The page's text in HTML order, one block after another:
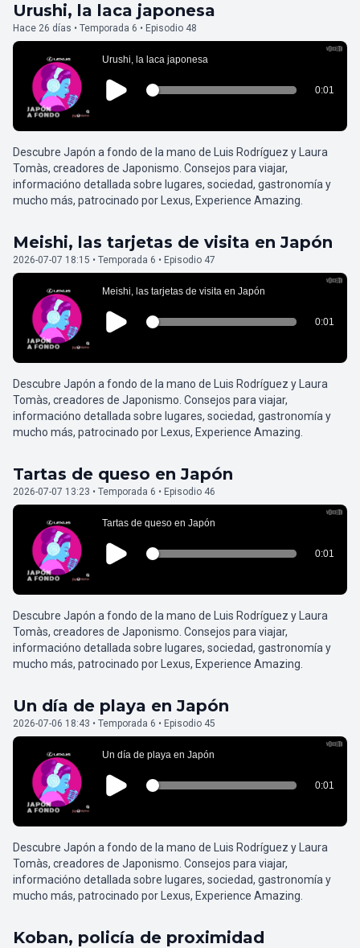
Urushi, la laca japonesa
Hace 26 días • Temporada 6 • Episodio 48
Descubre Japón a fondo de la mano de Luis Rodríguez y Laura
Tomàs, creadores de Japonismo. Consejos para viajar,
informacióno detallada sobre lugares, sociedad, gastronomía y
mucho más, patrocinado por Lexus, Experience Amazing.
Meishi, las tarjetas de visita en Japón
2026-07-07 18:15 • Temporada 6 • Episodio 47
Descubre Japón a fondo de la mano de Luis Rodríguez y Laura
Tomàs, creadores de Japonismo. Consejos para viajar,
informacióno detallada sobre lugares, sociedad, gastronomía y
mucho más, patrocinado por Lexus, Experience Amazing.
Tartas de queso en Japón
2026-07-07 13:23 • Temporada 6 • Episodio 46
Descubre Japón a fondo de la mano de Luis Rodríguez y Laura
Tomàs, creadores de Japonismo. Consejos para viajar,
informacióno detallada sobre lugares, sociedad, gastronomía y
mucho más, patrocinado por Lexus, Experience Amazing.
Un día de playa en Japón
2026-07-06 18:43 • Temporada 6 • Episodio 45
Descubre Japón a fondo de la mano de Luis Rodríguez y Laura
Tomàs, creadores de Japonismo. Consejos para viajar,
informacióno detallada sobre lugares, sociedad, gastronomía y
mucho más, patrocinado por Lexus, Experience Amazing.
Koban, policía de proximidad